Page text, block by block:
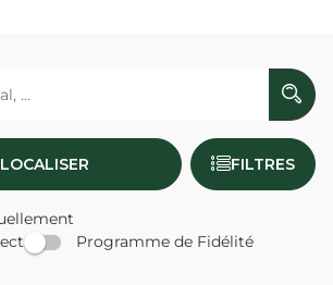
FILTRES
Programme de Fidélité